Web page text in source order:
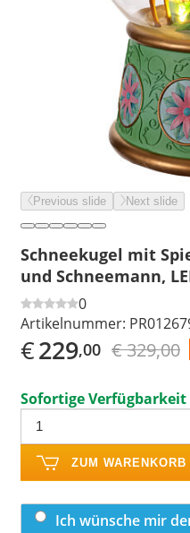
Previous slide Next slide
Schneekugel mit
und Schneemann,
0
Artikelnummer:
€229,00 € 329,00
Sofortige Verfügbarkeit
ZUM WARENKORB
Ich wünsche mir